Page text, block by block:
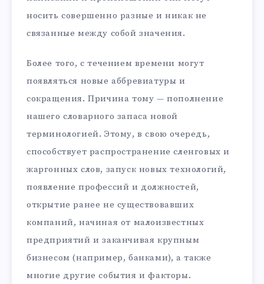
носить совершенно разные и никак не
связанные между собой значения.
Более того, с течением времени могут
появляться новые аббревиатуры и
сокращения. Причина тому — пополнение
нашего словарного запаса новой
терминологией. Этому, в свою очередь,
способствует распространение сленговых и
жаргонных слов, запуск новых технологий,
появление профессий и должностей,
открытие ранее не существовавших
компаний, начиная от малоизвестных
предприятий и заканчивая крупным
бизнесом (например, банками), а также
многие другие события и факторы.